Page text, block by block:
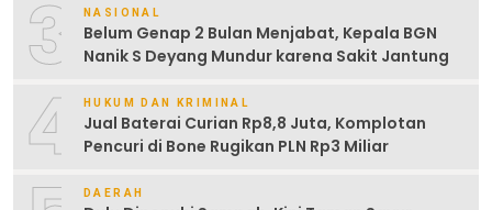
3 NASIONAL
Belum Genap 2 Bulan Menjabat, Kepala BGN
Nanik S Deyang Mundur karena Sakit Jantung
4 HUKUM DAN KRIMINAL
Jual Baterai Curian Rp8,8 Juta, Komplotan
Pencuri di Bone Rugikan PLN Rp3 Miliar
DAERAH